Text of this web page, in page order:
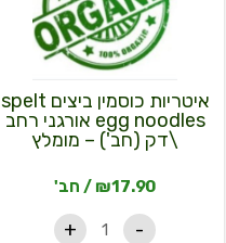
איטריות כוסמין ביצים spelt
egg noodles אורגני רחב
\דק (חב') – מומלץ
₪17.90 / חב'
-
ביצים
spelt
egg
noodles
אורגני
רחב
\דק
(חב')
מומלץ
+